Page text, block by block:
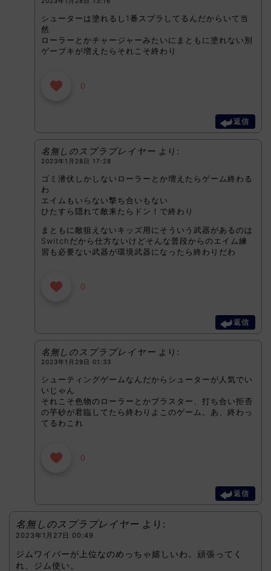
シューターは塗れるし1番スプラしてるんだからいて当
然
ローラーとかチャージャーみたいにまともに塗れない別
ゲーブキが増えたらそれこそ終わり
0
返信
名無しのスプラプレイヤー より:
2023年1月28日 17:28
ゴミ潜伏しかしないローラーとか増えたらゲーム終わる
わ
エイムもいらない撃ち合いもない
ひたすら隠れて敵来たらドン！で終わり
まともに敵狙えないキッズ用にそういう武器があるのは
Switchだから仕方ないけどそんな普段からのエイム練
習も必要ない武器が環境武器になったら終わりだわ
0
返信
名無しのスプラプレイヤー より:
2023年1月29日 01:33
シューティングゲームなんだからシューターが人気でい
いじゃん
それこそ色物のローラーとかブラスター、打ち合い拒否
の芋砂が君臨してたら終わりよこのゲーム。あ、終わっ
てるわこれ
0
返信
名無しのスプラプレイヤー より:
2023年1月27日 00:49
ジムワイパーが上位なのめっちゃ嬉しいわ。頑張ってく
れ、ジム使い。